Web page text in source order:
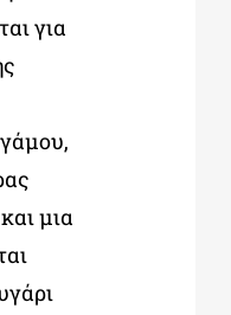
για
μια